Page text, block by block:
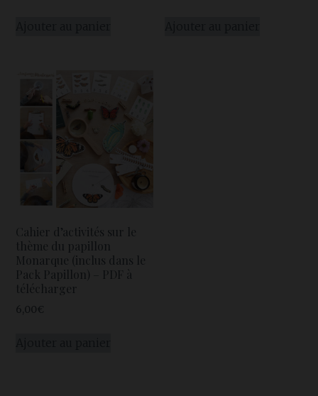
Cahier d’activités sur le
thème du papillon
Monarque (inclus dans le
Pack Papillon) – PDF à
télécharger
6,00€